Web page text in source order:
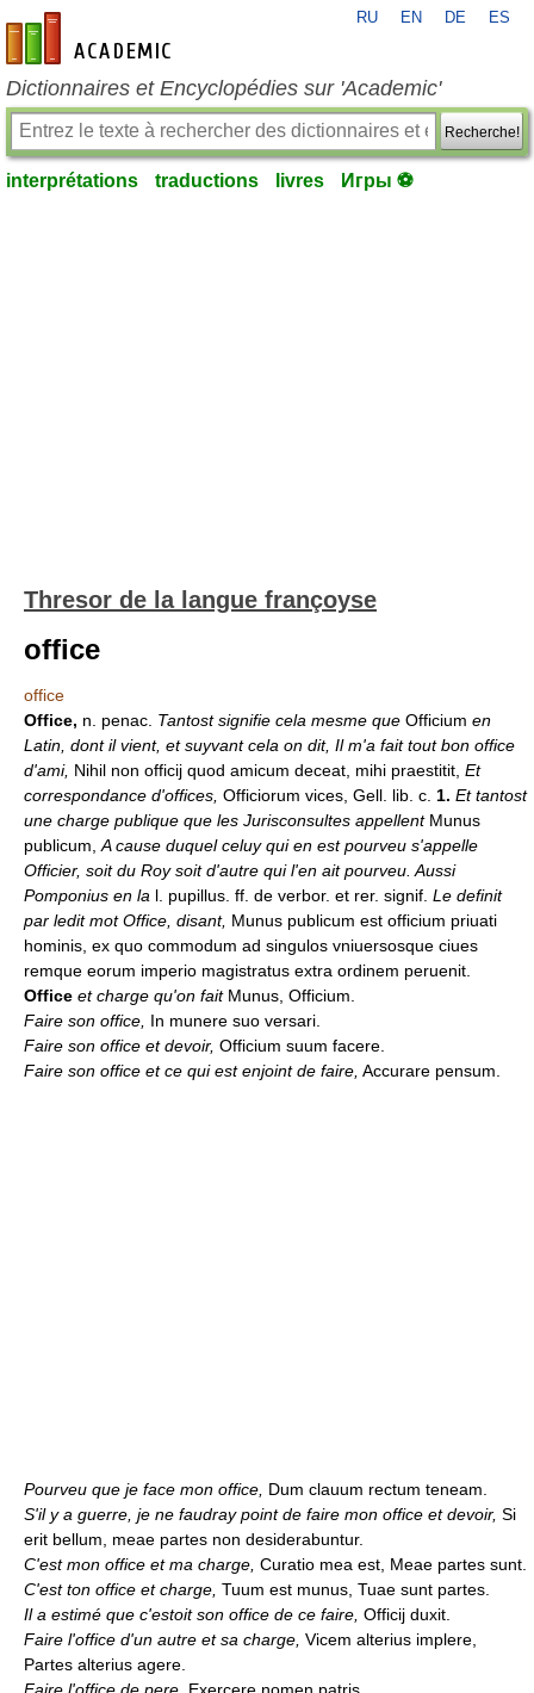
fr-academic.com
RU EN DE ES
Dictionnaires et Encyclopédies sur 'Academic'
Recherche!
interprétations traductions livres Игры ⚽
Thresor de la langue françoyse
office
office
Office, n. penac. Tantost signifie cela mesme que Officium en
Latin, dont il vient, et suyvant cela on dit, Il m'a fait tout bon office
d'ami, Nihil non officij quod amicum deceat, mihi praestitit, Et
correspondance d'offices, Officiorum vices, Gell. lib. c. 1. Et tantost
une charge publique que les Jurisconsultes appellentMunus
publicum, A cause duquel celuy qui en est pourveu s'appelle
Officier, soit du Roy soit d'autre qui l'en ait pourveu. Aussi
Pomponius en la l. pupillus. ff. de verbor. et rer. signif. Le definit
par ledit mot Office, disant, Munus publicum est officium priuati
hominis, ex quo commodum ad singulos vniuersosque ciues
remque eorum imperio magistratus extra ordinem peruenit.
Office et charge qu'on faitMunus, Officium.
Faire son office, In munere suo versari.
Faire son office et devoir, Officium suum facere.
Faire son office et ce qui est enjoint de faire, Accurare pensum.
Pourveu que je face mon office, Dum clauum rectum teneam.
S'il y a guerre, je ne faudray point de faire mon office et devoir, Si
erit bellum, meae partes non desiderabuntur.
C'est mon office et ma charge, Curatio mea est, Meae partes sunt.
C'est ton office et charge, Tuum est munus, Tuae sunt partes.
Il a estimé que c'estoit son office de ce faire, Officij duxit.
Faire l'office d'un autre et sa charge, Vicem alterius implere,
Partes alterius agere.